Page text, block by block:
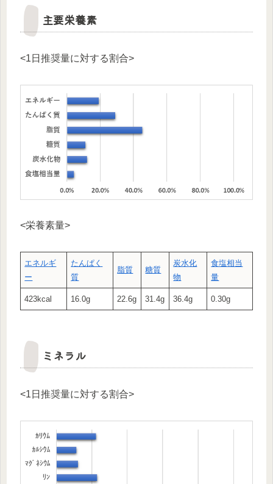
主要栄養素
<1日推奨量に対する割合>
<栄養素量>
エネルギ
ー
たんぱく
質
脂質 糖質
炭水化
物
食塩相当
量
423kcal 16.0g 22.6g 31.4g 36.4g 0.30g
ミネラル
<1日推奨量に対する割合>